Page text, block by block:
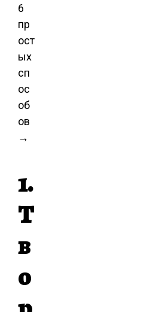
6
пр
ост
ых
сп
ос
об
ов
→
1.
Т
в
о